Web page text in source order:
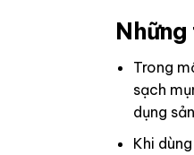
Trong
sạch
dụng
Khi